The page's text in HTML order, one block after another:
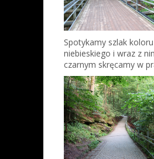
Spotykamy szlak koloru
niebieskiego i wraz z
czarnym skręcamy w